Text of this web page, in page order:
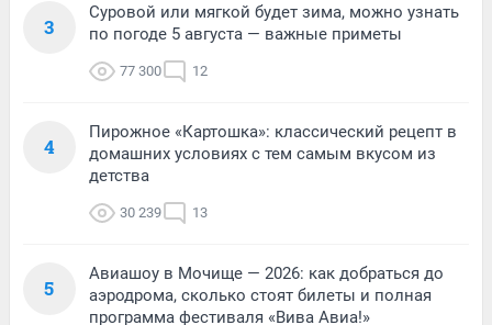
3
Суровой или мягкой будет зима, можно узнать
по погоде 5 августа — важные приметы
77 300 12
4
Пирожное «Картошка»: классический рецепт в
домашних условиях с тем самым вкусом из
детства
30 239 13
5
Авиашоу в Мочище — 2026: как добраться до
аэродрома, сколько стоят билеты и полная
программа фестиваля «Вива Авиа!»